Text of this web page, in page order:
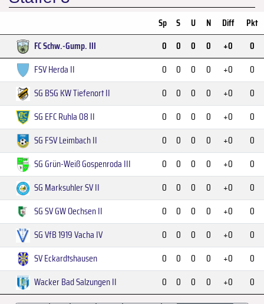
Sp S U N Diff
Pkt
FC Schw.-Gump. III
0 0 0 0 +0
0
FSV Herda II
0 0 0 0 +0
0
SG BSG KW Tiefenort II
0 0 0 0 +0
0
SG EFC Ruhla 08 II
0 0 0 0 +0
0
SG FSV Leimbach II
0 0 0 0 +0
0
SG Grün-Weiß Gospenroda III
0 0 0 0 +0
0
SG Marksuhler SV II
0 0 0 0 +0
0
SG SV GW Oechsen II
0 0 0 0 +0
0
SG VfB 1919 Vacha IV
0 0 0 0 +0
0
SV Eckardtshausen
0 0 0 0 +0
0
Wacker Bad Salzungen II
0 0 0 0 +0 0